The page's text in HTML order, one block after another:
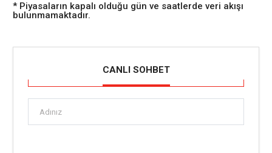
* Piyasaların kapalı olduğu gün ve saatlerde veri akışı
bulunmamaktadır.
CANLI SOHBET